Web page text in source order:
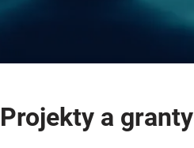
Projekty a granty